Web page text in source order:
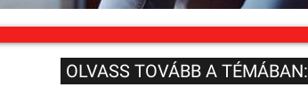
OLVASS TOVÁBB A TÉMÁBAN: